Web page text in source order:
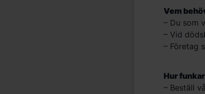
Vem
– Du som
– Vid
– Företag
Hur
– Beställ